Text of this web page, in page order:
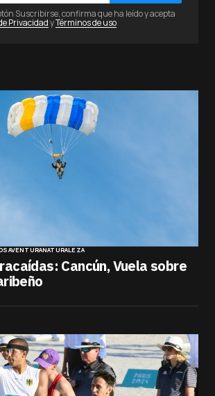
Suscribirse, confirma que ha leído y acepta
PrivacidadyTérminos de uso
AVENTURANATURALEZA
Cancún, Vuela sobre